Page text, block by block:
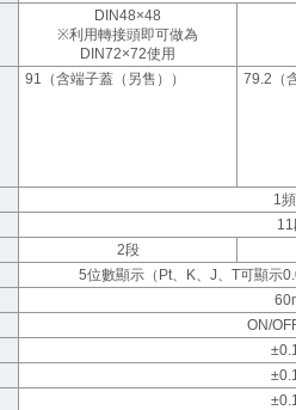
DIN48×48
※利用轉接頭即可做為
DIN72×72使用
91（含端子蓋（另售）） 79.2（
1
11
2段
5位數顯示（Pt、K、J、T可顯示
ON/